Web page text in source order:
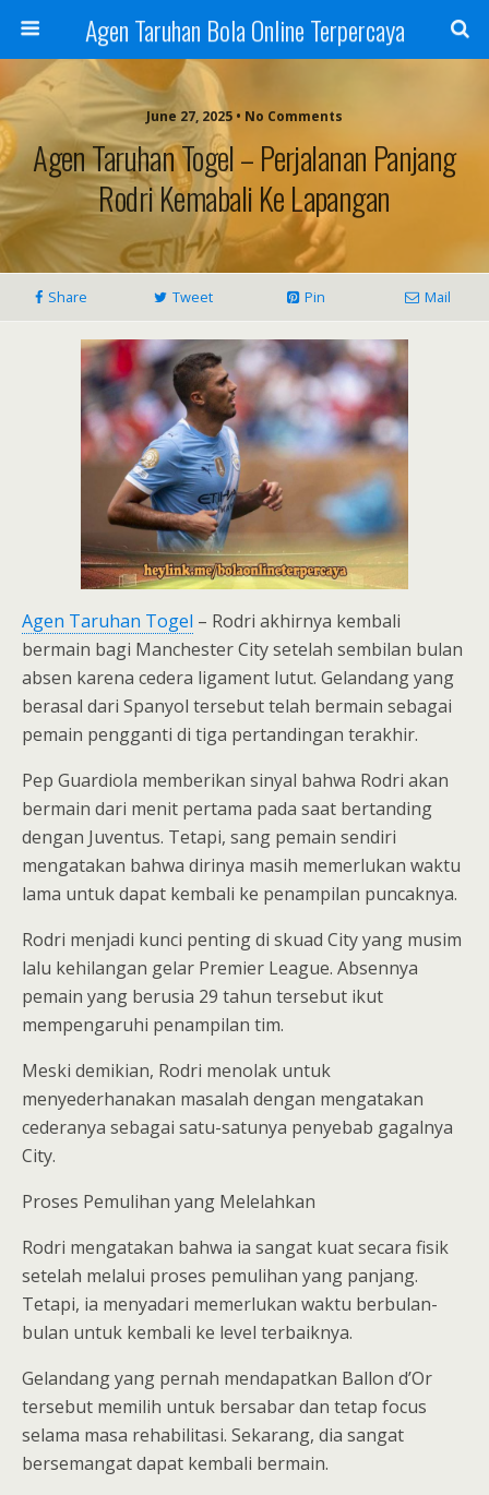
Agen Taruhan Bola Online Terpercaya
June 27, 2025 • No Comments
Agen Taruhan Togel – Perjalanan Panjang
Rodri Kemabali Ke Lapangan
Share Tweet Pin Mail
Agen Taruhan Togel – Rodri akhirnya kembali
bermain bagi Manchester City setelah sembilan bulan
absen karena cedera ligament lutut. Gelandang yang
berasal dari Spanyol tersebut telah bermain sebagai
pemain pengganti di tiga pertandingan terakhir.
Pep Guardiola memberikan sinyal bahwa Rodri akan
bermain dari menit pertama pada saat bertanding
dengan Juventus. Tetapi, sang pemain sendiri
mengatakan bahwa dirinya masih memerlukan waktu
lama untuk dapat kembali ke penampilan puncaknya.
Rodri menjadi kunci penting di skuad City yang musim
lalu kehilangan gelar Premier League. Absennya
pemain yang berusia 29 tahun tersebut ikut
mempengaruhi penampilan tim.
Meski demikian, Rodri menolak untuk
menyederhanakan masalah dengan mengatakan
cederanya sebagai satu-satunya penyebab gagalnya
City.
Proses Pemulihan yang Melelahkan
Rodri mengatakan bahwa ia sangat kuat secara fisik
setelah melalui proses pemulihan yang panjang.
Tetapi, ia menyadari memerlukan waktu berbulan-
bulan untuk kembali ke level terbaiknya.
Gelandang yang pernah mendapatkan Ballon d’Or
tersebut memilih untuk bersabar dan tetap focus
selama masa rehabilitasi. Sekarang, dia sangat
bersemangat dapat kembali bermain.